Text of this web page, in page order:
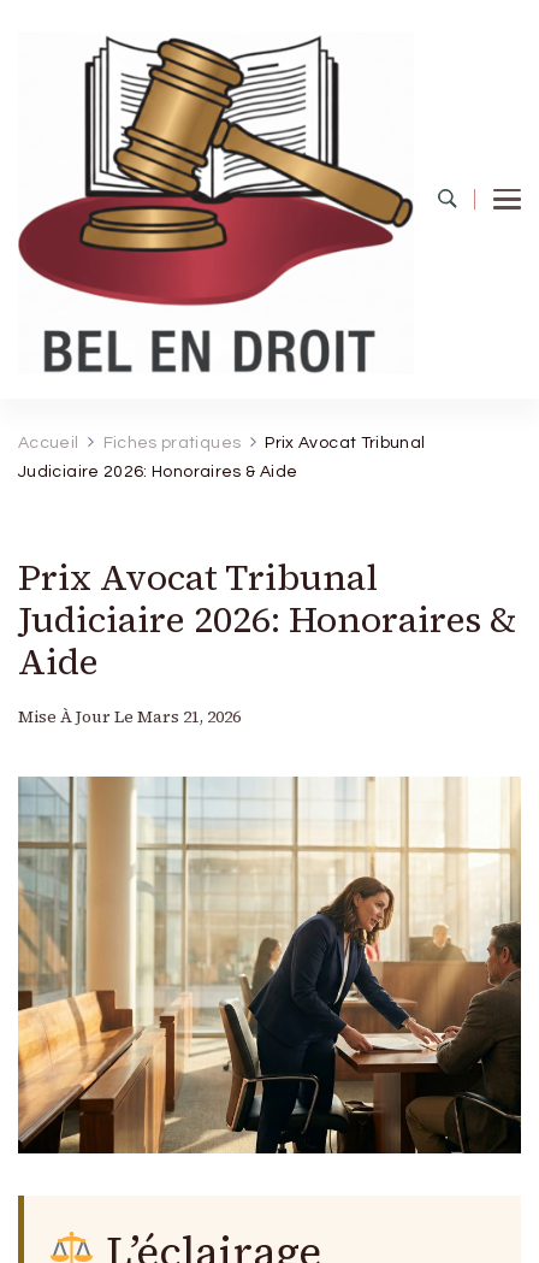
Accueil Fiches pratiques
Prix Avocat Tribunal
Judiciaire 2026: Honoraires & Aide
Prix Avocat Tribunal
Judiciaire 2026: Honoraires &
Aide
Mise À Jour Le Mars 21, 2026